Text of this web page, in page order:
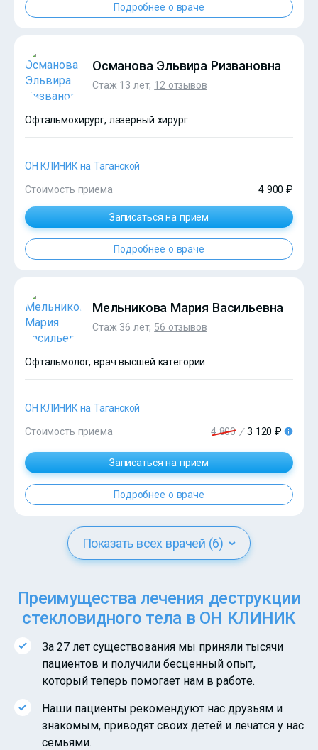
Подробнее о враче
?>
Османова Эльвира Ризвановна
Стаж 13 лет, 12 отзывов
Офтальмохирург, лазерный хирург
ОН КЛИНИК на Таганской
Стоимость приема 4 900 ₽
Записаться на прием
Подробнее о враче
?>
Мельникова Мария Васильевна
Стаж 36 лет, 56 отзывов
Офтальмолог, врач высшей категории
ОН КЛИНИК на Таганской
Стоимость приема 4 800 / 3 120 ₽
Записаться на прием
Подробнее о враче
Показать всех врачей (6)
Преимущества лечения деструкции
стекловидного тела в ОН КЛИНИК
За 27 лет существования мы приняли тысячи
пациентов и получили бесценный опыт,
который теперь помогает нам в работе.
Наши пациенты рекомендуют нас друзьям и
знакомым, приводят своих детей и лечатся у нас
семьями.